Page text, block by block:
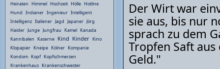
Der Wirt war
sie aus, bis nur
sprach zu dem
Tropfen Saft
Geld."
Heiraten Himmel Hochzeit Hölle Hotline
Hund Indianer Ingenieur Intelligent
Intelligenz Italiener Jagd Japaner Jörg
Haider Junge Jungfrau Kamel Kanada
Kannibalen Kaserne Kind Kinder Kino
Klopapier Kneipe Kölner Kompanie
Kondom Kopf Kopfschmerzen
Krankenhaus Krankenschwester